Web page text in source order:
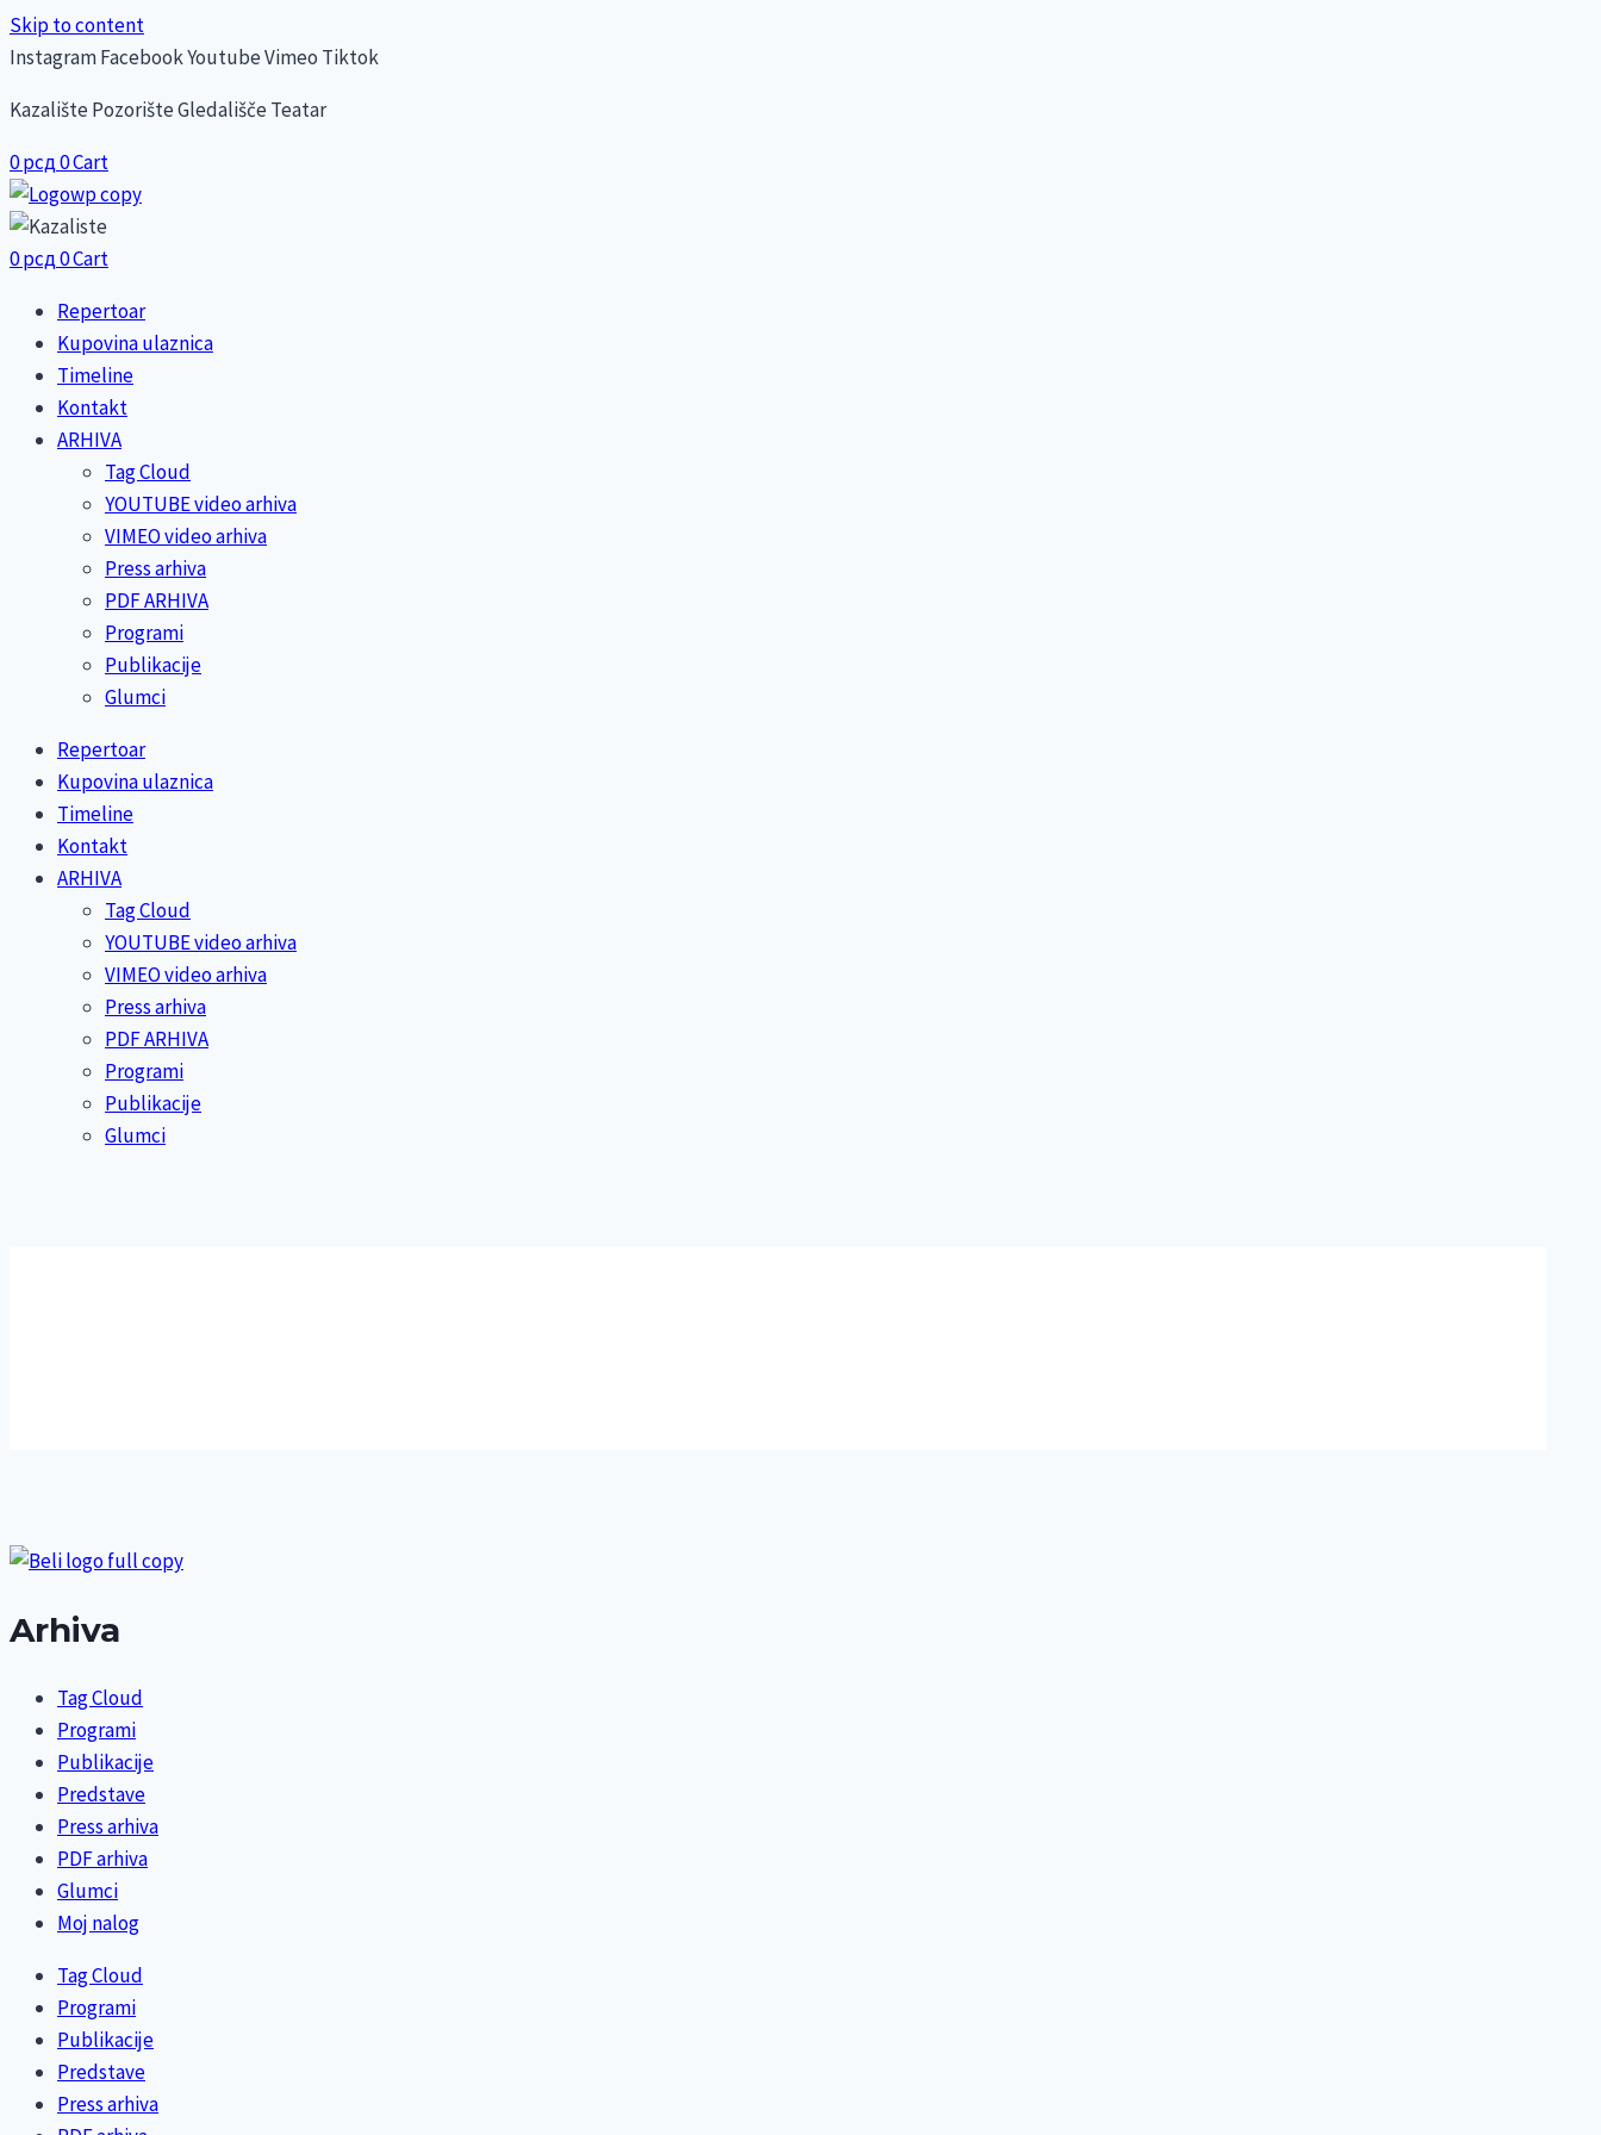
Skip to content
InstagramFacebookYoutubeVimeo Tiktok
Kazalište Pozorište Gledališče Teatar
0рсд0Cart
0рсд0Cart
Repertoar
Kupovina ulaznica
Timeline
Kontakt
ARHIVA
Tag Cloud
YOUTUBE video arhiva
VIMEO video arhiva
Press arhiva
PDF ARHIVA
Programi
Publikacije
Glumci
Repertoar
Kupovina ulaznica
Timeline
Kontakt
ARHIVA
Tag Cloud
YOUTUBE video arhiva
VIMEO video arhiva
Press arhiva
PDF ARHIVA
Programi
Publikacije
Glumci
Arhiva
Tag Cloud
Programi
Publikacije
Predstave
Press arhiva
PDF arhiva
Glumci
Moj nalog
Tag Cloud
Programi
Publikacije
Predstave
Press arhiva